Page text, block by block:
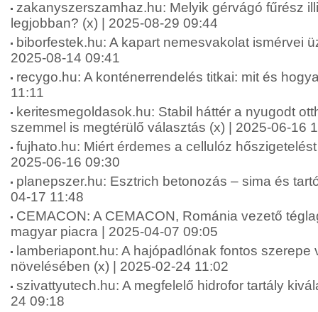
zakanyszerszamhaz.hu: Melyik gérvágó fűrész
legjobban? (x) | 2025-08-29 09:44
biborfestek.hu: A kapart nemesvakolat ismérvei
2025-08-14 09:41
recygo.hu: A konténerrendelés titkai: mit és
11:11
keritesmegoldasok.hu: Stabil háttér a nyugodt
szemmel is megtérülő választás (x) | 2025-06-16
fujhato.hu: Miért érdemes a cellulóz
2025-06-16 09:30
planepszer.hu: Esztrich betonozás – sima és
04-17 11:48
CEMACON: A CEMACON, Románia vezető
magyar piacra | 2025-04-07 09:05
lamberiapont.hu: A hajópadlónak fontos
növelésében (x) | 2025-02-24 11:02
szivattyutech.hu: A megfelelő hidrofor tartály
24 09:18